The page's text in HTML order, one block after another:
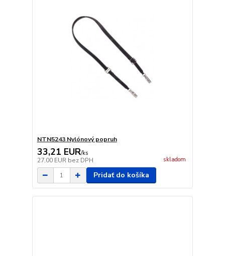
NTN5243 Nylónový popruh
33,21 EUR/ks
27,00 EUR bez DPH skladom
Pridať do košíka